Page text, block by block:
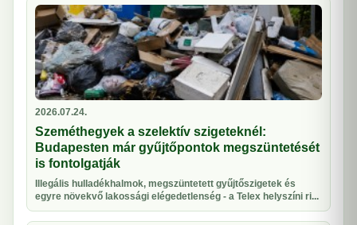
2026.07.24.
Szeméthegyek a szelektív szigeteknél:
Budapesten már gyűjtőpontok megszüntetését
is fontolgatják
Illegális hulladékhalmok, megszüntetett gyűjtőszigetek és
egyre növekvő lakossági elégedetlenség - a Telex helyszíni ri...